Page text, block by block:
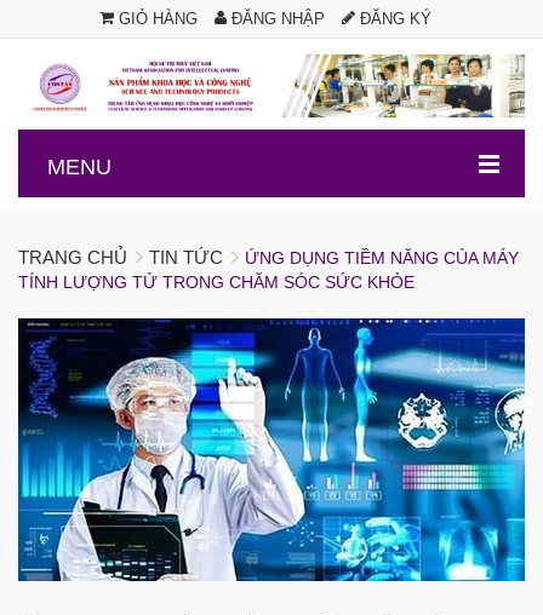
GIỎ HÀNG ĐĂNG NHẬP ĐĂNG KÝ
.
MENU
TRANG CHỦ TIN TỨC
ỨNG DỤNG TIỀM NĂNG CỦA MÁY
TÍNH LƯỢNG TỬ TRONG CHĂM SÓC SỨC KHỎE